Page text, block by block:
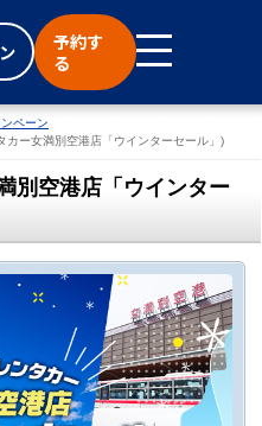
予約す
る
ペーン
カー女満別空港店「ウインターセール」)
別空港店「ウインター